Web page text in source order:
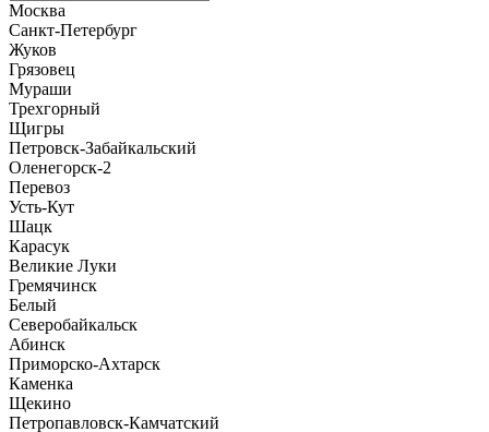
Москва
Санкт-Петербург
Жуков
Грязовец
Мураши
Трехгорный
Щигры
Петровск-Забайкальский
Оленегорск-2
Перевоз
Усть-Кут
Шацк
Карасук
Великие Луки
Гремячинск
Белый
Северобайкальск
Абинск
Приморско-Ахтарск
Каменка
Щекино
Петропавловск-Камчатский